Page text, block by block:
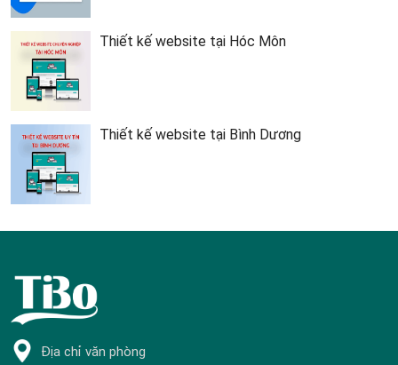
Thiết kế website tại Hóc Môn
Thiết kế website tại Bình Dương
Địa chỉ văn phòng